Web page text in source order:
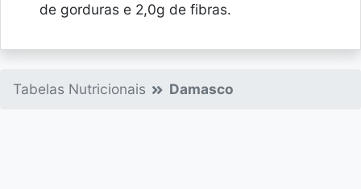
de gorduras e 2,0g de fibras.
Tabelas Nutricionais Damasco